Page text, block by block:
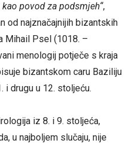
povod za podsmjeh“,
od najznačajnijih bizantskih
Mihail Psel (1018. –
menologij potječe s kraja
bizantskom caru Baziliju
i drugu u 12. stoljeću.
iz 8. i 9. stoljeća,
u najboljem slučaju, nije